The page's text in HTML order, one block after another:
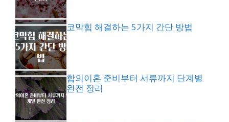
코막힘 해결하는 5가지 간단 방법
합의이혼 준비부터 서류까지 단계별
완전 정리